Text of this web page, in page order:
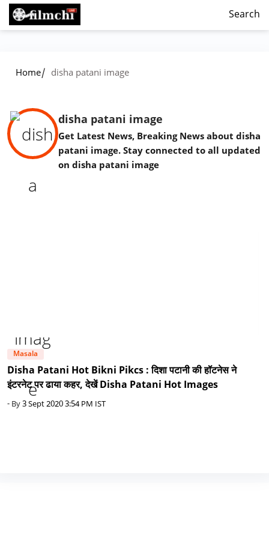
Search
Home/ disha patani image
disha patani image
Get Latest News, Breaking News about disha
patani image. Stay connected to all updated
on disha patani image
Masala
Disha Patani Hot Bikni Pikcs : दिशा पटानी की हॉटनेस ने
इंटरनेट पर ढाया कहर, देखें Disha Patani Hot Images
- By3 Sept 2020 3:54 PM IST